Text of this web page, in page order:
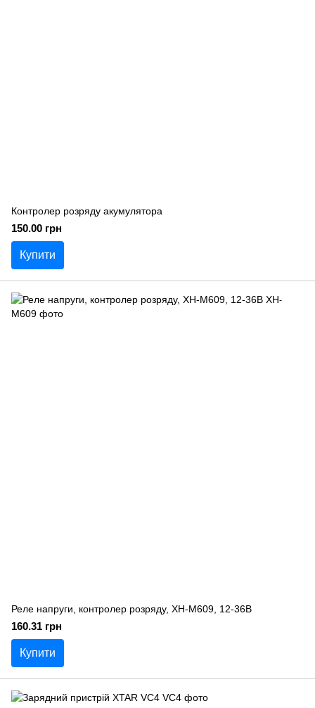
Контролер розряду акумулятора
150.00 грн
Купити
Реле напруги, контролер розряду, XH-M609, 12-36В
160.31 грн
Купити